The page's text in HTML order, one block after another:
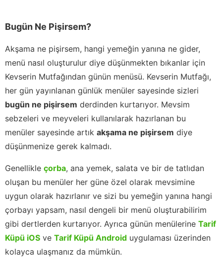
Bugün Ne Pişirsem?
Akşama ne pişirsem, hangi yemeğin yanına ne gider,
menü nasıl oluşturulur diye düşünmekten bıkanlar için
Kevserin Mutfağından günün menüsü. Kevserin Mutfağı,
her gün yayınlanan günlük menüler sayesinde sizleri
bugün ne pişirsem derdinden kurtarıyor. Mevsim
sebzeleri ve meyveleri kullanılarak hazırlanan bu
menüler sayesinde artık akşama ne pişirsem diye
düşünmenize gerek kalmadı.
Genellikle çorba, ana yemek, salata ve bir de tatlıdan
oluşan bu menüler her güne özel olarak mevsimine
uygun olarak hazırlanır ve sizi bu yemeğin yanına hangi
çorbayı yapsam, nasıl dengeli bir menü oluşturabilirim
gibi dertlerden kurtarıyor. Ayrıca günün menülerine Tarif
Küpü iOS ve Tarif Küpü Android uygulaması üzerinden
kolayca ulaşmanız da mümkün.